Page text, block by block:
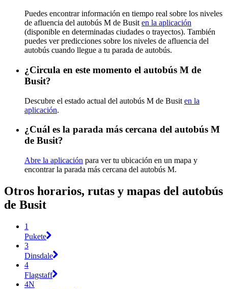
Puedes encontrar información en tiempo real sobre los niveles
de afluencia del autobús M de Busit en la aplicación
(disponible en determinadas ciudades o trayectos). También
puedes ver predicciones sobre los niveles de afluencia del
autobús cuando llegue a tu parada de autobús.
¿Circula en este momento el autobús M de
Busit?
Descubre el estado actual del autobús M de Busit en la
aplicación.
¿Cuál es la parada más cercana del autobús M
de Busit?
Abre la aplicación para ver tu ubicación en un mapa y
encontrar la parada más cercana del autobús M.
Otros horarios, rutas y mapas del autobús
de Busit
1
Pukete
3
Dinsdale
4
Flagstaff
4N